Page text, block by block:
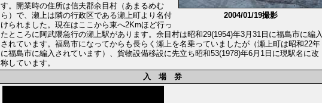
2004/01/19撮影
す。開業時の住所は信夫郡余目村（あまるめむ
ら）で、瀬上は隣の行政区である瀬上町より名付
けられました。現在はここから東へ2Kmほど行っ
たところに阿武隈急行の瀬上駅があります。余目村は昭和29(1954)年3月31日に福島市に編入
されています。福島市になってからも長らく瀬上を名乗っていましたが（瀬上町は昭和22年
に福島市に編入されています）、貨物設備移設に先立ち昭和53(1978)年6月1日に現駅名に改
称しています。
入 場 券